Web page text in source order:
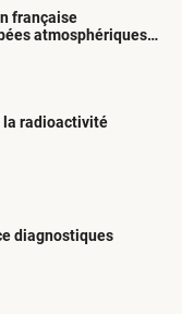
française
atmosphériques
la radioactivité
diagnostiques